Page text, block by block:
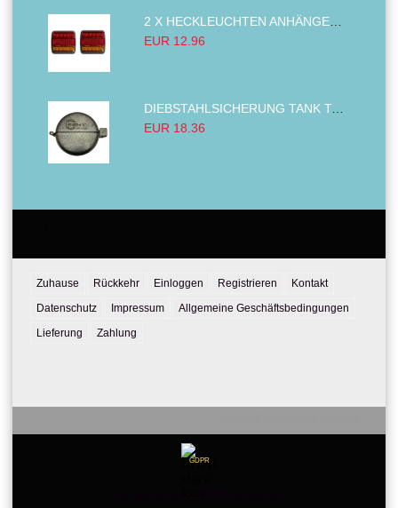
EUR 12.96
DIEBSTAHLSICHERUNG TANK TANKDECKEL DIESELTANK KRAFTSTOFFTANKDECKEL VERRIEGELUNG PASSEND FÜR LKW PKW TRAKTOREN BAGGER 80MM
EUR 18.36
Zuhause Rückkehr Einloggen Registrieren
Kontakt
Datenschutz
Impressum
Allgemeine Geschäftsbedingungen
Lieferung
Zahlung
GDPR